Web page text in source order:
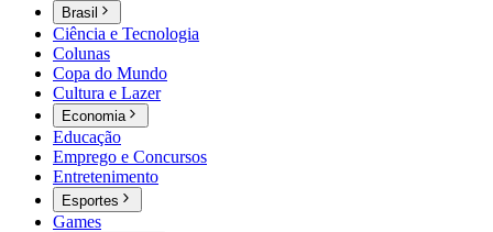
Brasil
Ciência e Tecnologia
Colunas
Copa do Mundo
Cultura e Lazer
Economia
Educação
Emprego e Concursos
Entretenimento
Esportes
Games